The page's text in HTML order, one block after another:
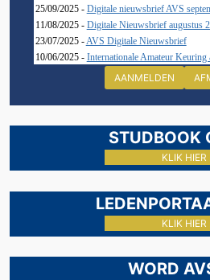
25/09/2025 - Digitale nieuwsbrief AVS
11/08/2025 - Digitale Nieuwsbrief augustus
23/07/2025 -AVS Digitale Nieuwsbrief
10/06/2025 - Internationale Amateur Keuring
AANMELDEN
STUDBOOK
KLIK HIER
KLIK HIER
WORD